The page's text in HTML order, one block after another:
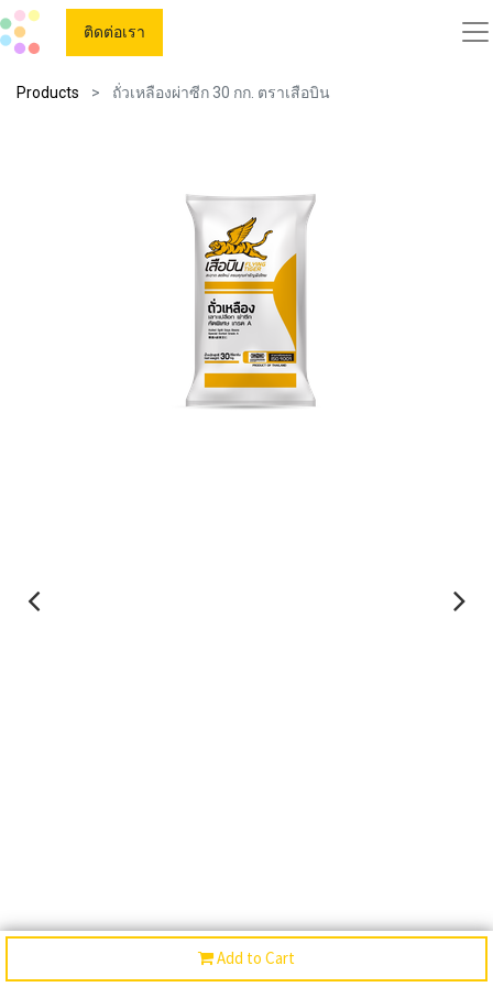
ติดต่อเรา
Products ถั่วเหลืองผ่าซีก 30 กก. ตราเสือบิน
Add to Cart